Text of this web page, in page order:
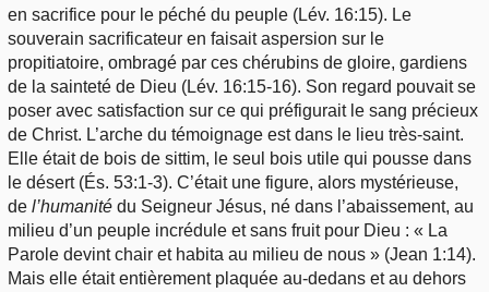
en sacrifice pour le péché du peuple (Lév. 16:15). Le
souverain sacrificateur en faisait aspersion sur le
propitiatoire, ombragé par ces chérubins de gloire, gardiens
de la sainteté de Dieu (Lév. 16:15-16). Son regard pouvait se
poser avec satisfaction sur ce qui préfigurait le sang précieux
de Christ. L’arche du témoignage est dans le lieu très-saint.
Elle était de bois de sittim, le seul bois utile qui pousse dans
le désert (És. 53:1-3). C’était une figure, alors mystérieuse,
de l’humanité du Seigneur Jésus, né dans l’abaissement, au
milieu d’un peuple incrédule et sans fruit pour Dieu : « La
Parole devint chair et habita au milieu de nous » (Jean 1:14).
Mais elle était entièrement plaquée au-dedans et au dehors